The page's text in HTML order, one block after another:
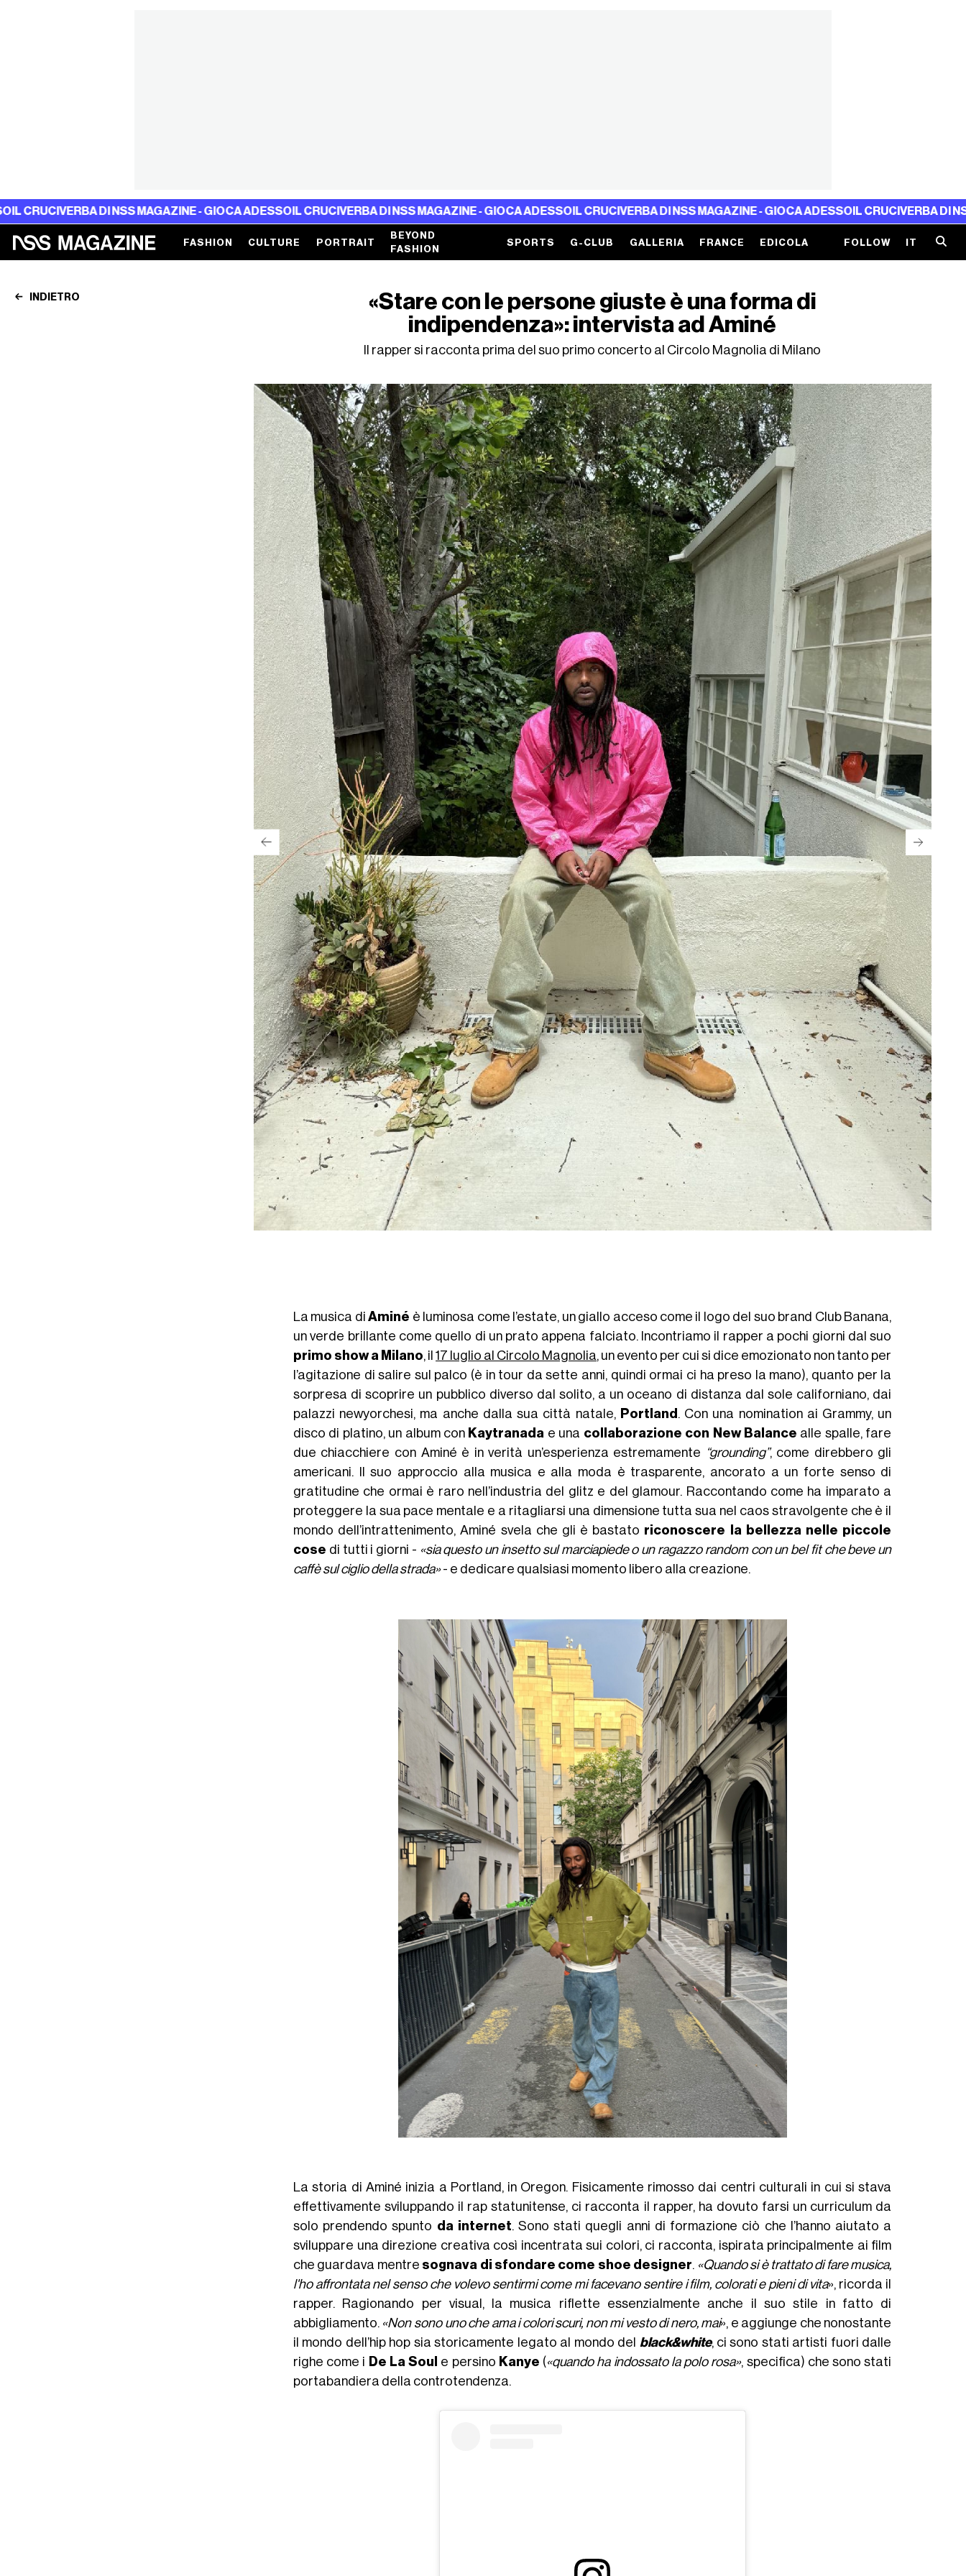
DI NSS MAGAZINE - GIOCA ADESSOIL CRUCIVERBA DI NSS MAGAZINE - GIOCA ADESSOIL CRUCIVERBA DI NSS MAGAZINE - GIOCA ADESSOIL CRUCIVERBA DI NSS
FASHION CULTURE PORTRAIT
BEYOND
FASHION
SPORTS G-CLUB GALLERIA FRANCE EDICOLA FOLLOW IT
INDIETRO
«Stare con le persone giuste è una forma di
indipendenza»: intervista ad Aminé
Il rapper si racconta prima del suo primo concerto al Circolo Magnolia di Milano
La musica diAminé è luminosa come l’estate, un giallo acceso come il logo del suo brand Club Banana,
un verde brillante come quello di un prato appena falciato. Incontriamo il rapper a pochi giorni dal suo
primo show a Milano, il17 luglio al Circolo Magnolia, un evento per cui si dice emozionato non tanto per
l’agitazione di salire sul palco (è in tour da sette anni, quindi ormai ci ha preso la mano), quanto per la
sorpresa di scoprire un pubblico diverso dal solito, a un oceano di distanza dal sole californiano, dai
palazzi newyorchesi, ma anche dalla sua città natale, Portland . Con una nomination ai Grammy, un
disco di platino, un album con Kaytranada e una collaborazione con New Balance alle spalle, fare
due chiacchiere con Aminé è in verità un’esperienza estremamente
“grounding”, come direbbero gli
americani. Il suo approccio alla musica e alla moda è trasparente, ancorato a un forte senso di
gratitudine che ormai è raro nell’industria del glitz e del glamour. Raccontando come ha imparato a
proteggere la sua pace mentale e a ritagliarsi una dimensione tutta sua nel caos stravolgente che è il
mondo dell’intrattenimento, Aminé svela che gli è bastato riconoscere la bellezza nelle piccole
cose di tutti i giorni - «sia questo un insetto sul marciapiede o un ragazzo random con un bel fit che beve un
caffè sul ciglio della strada»- e dedicare qualsiasi momento libero alla creazione.
La storia di Aminé inizia a Portland, in Oregon. Fisicamente rimosso dai centri culturali in cui si stava
effettivamente sviluppando il rap statunitense, ci racconta il rapper, ha dovuto farsi un curriculum da
solo prendendo spunto da internet . Sono stati quegli anni di formazione ciò che l’hanno aiutato a
sviluppare una direzione creativa così incentrata sui colori, ci racconta, ispirata principalmente ai film
che guardava mentre sognava di sfondare come shoe designer «Quando si è trattato di fare musica,
l'ho affrontata nel senso che volevo sentirmi come mi facevano sentire i film, colorati e pieni di vita», ricorda il
rapper. Ragionando per visual, la musica riflette essenzialmente anche il suo stile in fatto di
abbigliamento. «Non sono uno che ama i colori scuri, non mi vesto di nero, mai», e aggiunge che nonostante
il mondo dell’hip hop sia storicamente legato al mondo del black&white, ci sono stati artisti fuori dalle
righe come i De La Soul e persino Kanye («quando ha indossato la polo rosa», specifica) che sono stati
portabandiera della controtendenza.